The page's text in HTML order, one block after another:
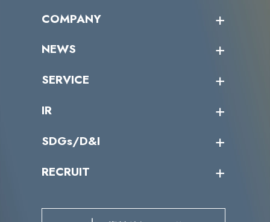
受講者の声
COMPANY
トップメッセージ
ミッション／ビジョン
パートナー企業一覧
NEWS
サイバーニュース
SERVICE
カテゴリー別サービス一覧
IR
IRカレンダー
IRライブラリー
SDGs/D&I
当グループのマテリアリティ
SDGs推進体制
D&Iの取り組み
RECRUIT
募集職種一覧